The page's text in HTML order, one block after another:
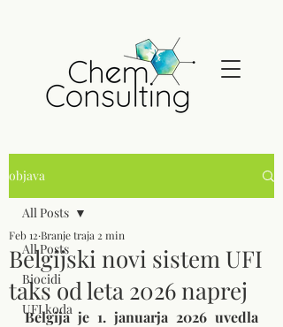
objava
All Posts
Biocidi
UFI koda
All Posts
Belgijski novi sistem UFI
taks od leta 2026 naprej
Feb 12 Branje traja 2 min
Belgija je 1. januarja 2026 uvedla